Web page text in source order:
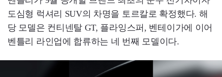
도심형 럭셔리 SUV의 차명을 토르칼로 확정했다. 해
당 모델은 컨티넨탈 GT, 플라잉스퍼, 벤테이가에 이어
벤틀리 라인업에 합류하는 네 번째 모델이다.